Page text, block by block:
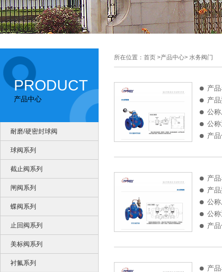
PRODUCT
产品中心
耐磨/硬密封球阀
球阀系列
截止阀系列
闸阀系列
蝶阀系列
止回阀系列
美标阀系列
衬氟系列
所在位置：首页 >产品中心> 水务阀门
产
产
公
公
产
产
产
公
公
产
产